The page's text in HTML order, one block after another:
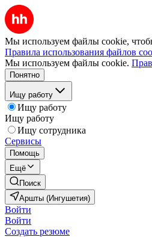
Мы используем файлы cookie,
Правила использования файлов
Мы используем файлы cookie.
Понятно
Ищу работу
Ищу работу
Ищу работу
Ищу сотрудника
Сервисы
Помощь
Ещё
Поиск
Аршты (Ингушетия)
Войти
Войти
Создать резюме